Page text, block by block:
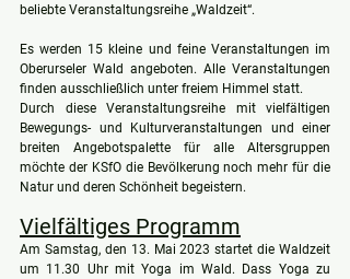
beliebte Veranstaltungsreihe „Waldzeit“.
Es werden 15 kleine und feine Veranstaltungen im
Oberurseler Wald angeboten. Alle Veranstaltungen
finden ausschließlich unter freiem Himmel statt.
Durch diese Veranstaltungsreihe mit vielfältigen
Bewegungs- und Kulturveranstaltungen und einer
breiten Angebotspalette für alle Altersgruppen
möchte der KSfO die Bevölkerung noch mehr für die
Natur und deren Schönheit begeistern.
Vielfältiges Programm
Am Samstag, den 13. Mai 2023 startet die Waldzeit
um 11.30 Uhr mit Yoga im Wald. Dass Yoga zu